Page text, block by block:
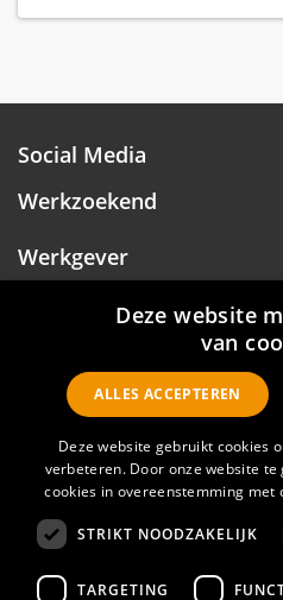
Social Media
Werkzoekend
Werkgever
Over Hotelprofessionals
FAQ
Privacyverklaring
Contact
Deze website
van
Deze website gebruikt cookies
verbeteren. Door onze website
cookies in overeenstemming met
STRIKT NOODZAKELIJK
TARGETING
ALLES ACCEPTEREN